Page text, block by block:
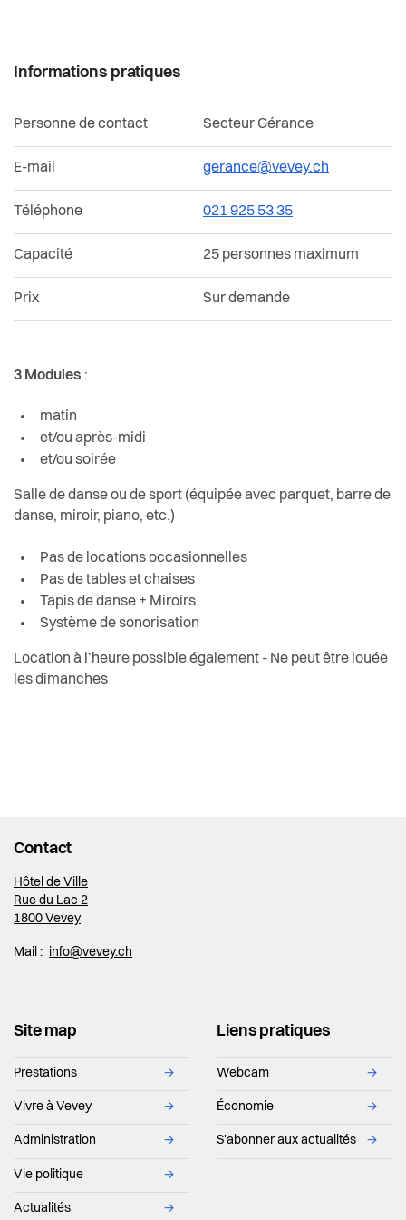
Informations pratiques
Personne de contact Secteur Gérance
E-mail gerance@vevey.ch
Téléphone 021 925 53 35
Capacité 25 personnes maximum
Prix Sur demande
3 Modules :
matin
et/ou après-midi
et/ou soirée
Salle de danse ou de sport (équipée avec parquet, barre de
danse, miroir, piano, etc.)
Pas de locations occasionnelles
Pas de tables et chaises
Tapis de danse + Miroirs
Système de sonorisation
Location à l’heure possible également - Ne peut être louée
les dimanches
Contact
Hôtel de Ville
Rue du Lac 2
1800 Vevey
Mail : info@vevey.ch
Site map
Prestations →
Vivre à Vevey →
Administration →
Vie politique →
Actualités →
Liens pratiques
Webcam →
Économie →
S'abonner aux actualités →